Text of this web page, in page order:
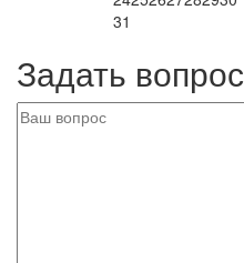
31
Задать вопрос